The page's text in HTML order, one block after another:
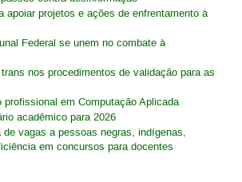
apoiar projetos e ações de enfrentamento à
Federal se unem no combate à
nos procedimentos de validação para as
profissional em Computação Aplicada
acadêmico para 2026
de vagas a pessoas negras, indígenas,
em concursos para docentes